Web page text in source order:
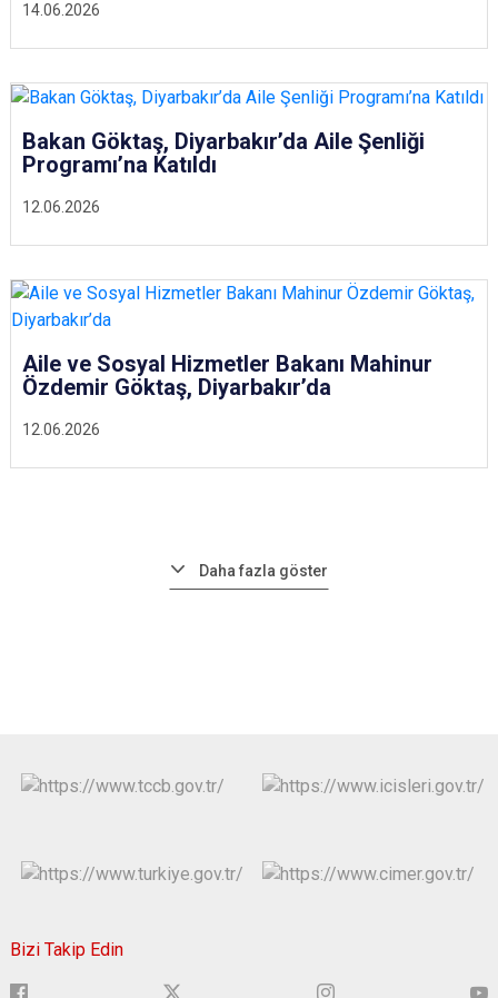
14.06.2026
12.06.2026
Bakan Göktaş, Diyarbakır’da Aile Şenliği
Programı’na Katıldı
12.06.2026
Aile ve Sosyal Hizmetler Bakanı Mahinur
Özdemir Göktaş, Diyarbakır’da
Daha fazla göster
Bizi Takip Edin